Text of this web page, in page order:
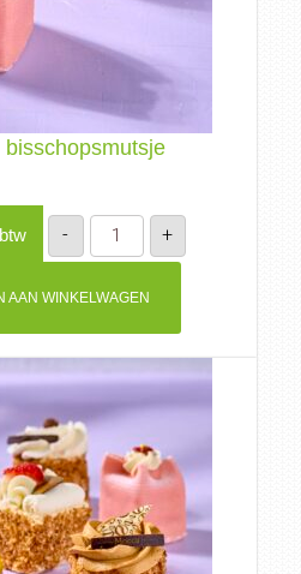
bisschopsmutsje
-
Marsepein
bisschopsmutsje
aantal
+
AAN WINKELWAGEN